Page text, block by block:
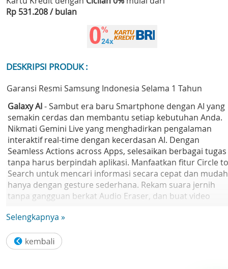
Rp 531.208 / bulan
DESKRIPSI PRODUK :
Garansi Resmi Samsung Indonesia Selama 1 Tahun
Galaxy AI- Sambut era baru Smartphone dengan AI yang
semakin cerdas dan membantu setiap kebutuhan Anda.
Nikmati Gemini Live yang menghadirkan pengalaman
interaktif real-time dengan kecerdasan AI. Dengan
Seamless Actions across Apps, selesaikan berbagai tugas
tanpa harus berpindah aplikasi. Manfaatkan fitur Circle to
Search untuk mencari informasi secara cepat dan mudah
hanya dengan gesture sederhana. Rekam suara jernih
tanpa gangguan berkat Audio Eraser, dan buat video
secara otomatis. Abadikan momen terbaik dengan
dengan hasil optimal.
Selengkapnya »